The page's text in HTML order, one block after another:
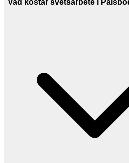
alltid att företaget har F-skattesedel
Vad kostar svetsarbete i